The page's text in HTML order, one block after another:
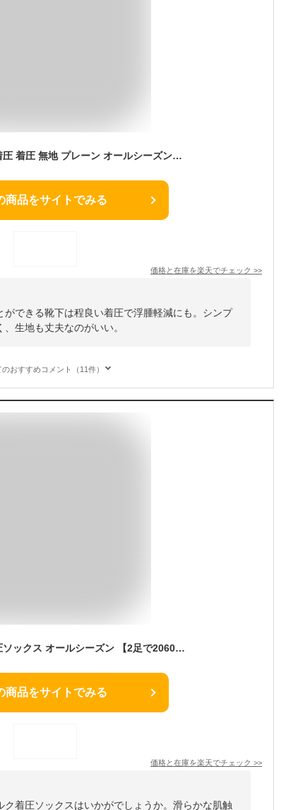
【日本製】心地よい着圧 着圧 無地 プレーン オールシーズン履けます 着圧ソックス 夜用【 2足で1840円】【3足で2460円】むくみ防止 着圧ソックス 疲れない靴下 弾性ストッキング 靴下 着圧靴下 効果 おすすめ 就寝用 着圧ソックス 着圧ソックス 段階着圧
商品をサイトでみる
価格と在庫を楽天でチェック >>
できる靴下は程良い着圧で浮腫軽減にも。シンプ
生地も丈夫なのがいい。
のおすすめコメント（11件）
【日本製】シルク着圧ソックス オールシーズン 【2足で2060円】【3足で2790円】オールシーズン 着圧ソックス むくみ防止 着圧ソックス 疲れない靴下 むれにくい ハイソックス むくみ防止 おすすめ 機内 段階着圧 弾性ストッキング 機内 着圧ソックス
商品をサイトでみる
価格と在庫を楽天でチェック >>
着圧ソックスはいかがでしょうか。滑らかな肌触